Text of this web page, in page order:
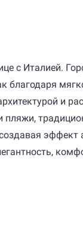
с Италией.
благодаря
и
создавая